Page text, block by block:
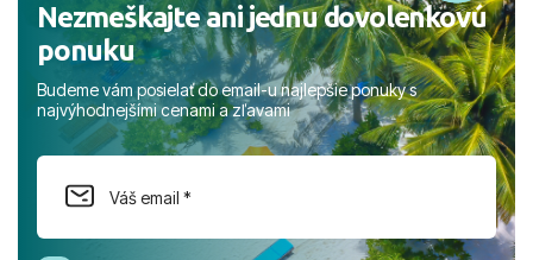
Nezmeškajte ani jednu dovolenkovú
ponuku
Budeme vám posielať do email-u najlepšie ponuky s
najvýhodnejšími cenami a zľavami